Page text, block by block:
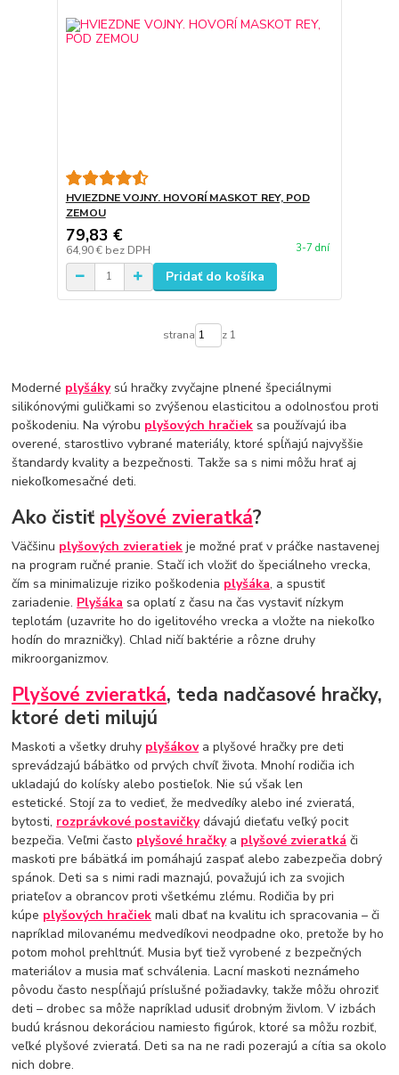
HVIEZDNE VOJNY. HOVORÍ MASKOT REY, POD
ZEMOU
79,83 €
64,90 € bez DPH 3-7 dní
Pridať do košíka
strana z 1
Moderné plyšákysú hračky zvyčajne plnené špeciálnymi
silikónovými guličkami so zvýšenou elasticitou a odolnosťou proti
poškodeniu. Na výrobu plyšových hračiek sa používajú iba
overené, starostlivo vybrané materiály, ktoré spĺňajú najvyššie
štandardy kvality a bezpečnosti. Takže sa s nimi môžu hrať aj
niekoľkomesačné deti.
Ako čistiť plyšové zvieratká?
Väčšinu plyšových zvieratiek je možné prať v práčke nastavenej
na program ručné pranie. Stačí ich vložiť do špeciálneho vrecka,
čím sa minimalizuje riziko poškodenia plyšáka, a spustiť
zariadenie. Plyšáka sa oplatí z času na čas vystaviť nízkym
teplotám (uzavrite ho do igelitového vrecka a vložte na niekoľko
hodín do mrazničky). Chlad ničí baktérie a rôzne druhy
mikroorganizmov.
Plyšové zvieratká, teda nadčasové hračky,
ktoré deti milujú
Maskoti a všetky druhy plyšákova plyšové hračky pre deti
sprevádzajú bábätko od prvých chvíľ života. Mnohí rodičia ich
ukladajú do kolísky alebo postieľok. Nie sú však len
estetické. Stojí za to vedieť, že medvedíky alebo iné zvieratá,
bytosti, rozprávkové postavičkydávajú dieťaťu veľký pocit
bezpečia. Veľmi často plyšové hračkya plyšové zvieratká či
maskoti pre bábätká im pomáhajú zaspať alebo zabezpečia dobrý
spánok. Deti sa s nimi radi maznajú, považujú ich za svojich
priateľov a obrancov proti všetkému zlému. Rodičia by pri
kúpe plyšových hračiek mali dbať na kvalitu ich spracovania – či
napríklad milovanému medvedíkovi neodpadne oko, pretože by ho
potom mohol prehltnúť. Musia byť tiež vyrobené z bezpečných
materiálov a musia mať schválenia. Lacní maskoti neznámeho
pôvodu často nespĺňajú príslušné požiadavky, takže môžu ohroziť
deti – drobec sa môže napríklad udusiť drobným živlom. V izbách
budú krásnou dekoráciou namiesto figúrok, ktoré sa môžu rozbiť,
veľké plyšové zvieratá. Deti sa na ne radi pozerajú a cítia sa okolo
nich dobre.